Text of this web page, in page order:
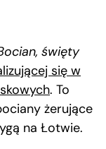
święty
się w
. To
żerujące
na Łotwie.